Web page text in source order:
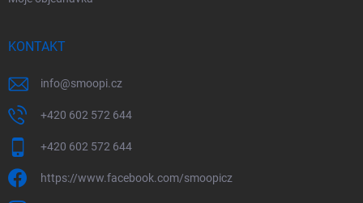
KONTAKT
info@smoopi.cz
+420 602 572 644
+420 602 572 644
https://www.facebook.com/smoopicz